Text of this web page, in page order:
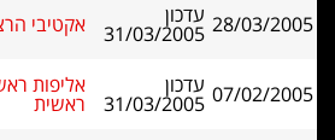
28/03/2005 עדכון
31/03/2005 אקטיבי
07/02/2005 עדכון
31/03/2005
אליפות
ראשית